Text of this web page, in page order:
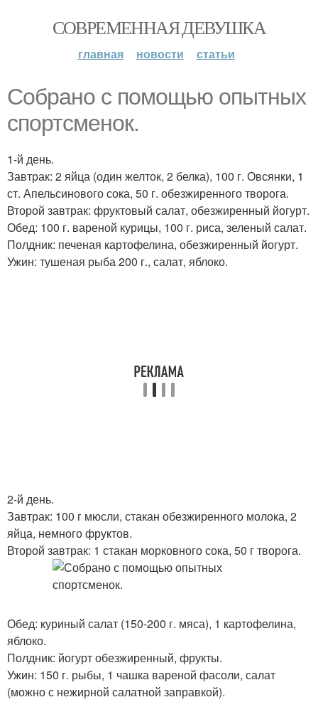
СОВРЕМЕННАЯ ДЕВУШКА
главная новости статьи
Собрано с помощью опытных
спортсменок.
1-й день.
Завтрак: 2 яйца (один желток, 2 белка), 100 г. Овсянки, 1
ст. Апельсинового сока, 50 г. обезжиренного творога.
Второй завтрак: фруктовый салат, обезжиренный йогурт.
Обед: 100 г. вареной курицы, 100 г. риса, зеленый салат.
Полдник: печеная картофелина, обезжиренный йогурт.
Ужин: тушеная рыба 200 г., салат, яблоко.
2-й день.
Завтрак: 100 г мюсли, стакан обезжиренного молока, 2
яйца, немного фруктов.
Второй завтрак: 1 стакан морковного сока, 50 г творога.
Обед: куриный салат (150-200 г. мяса), 1 картофелина,
яблоко.
Полдник: йогурт обезжиренный, фрукты.
Ужин: 150 г. рыбы, 1 чашка вареной фасоли, салат
(можно с нежирной салатной заправкой).